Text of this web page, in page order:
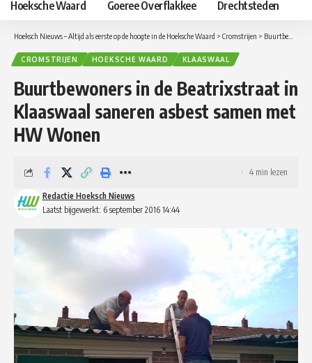
Hoeksche Waard Goeree Overflakkee Drechtsteden
Hoeksch Nieuws – Altijd als eerste op de hoogte in de Hoeksche Waard > Cromstrijen > Buurtbewoners in de Beatrixstraat in Klaaswaal saneren asbest samen met HW Wonen
CROMSTRIJEN HOEKSCHE WAARD KLAASWAAL
Buurtbewoners in de Beatrixstraat in
Klaaswaal saneren asbest samen met
HW Wonen
Laatst bijgewerkt: 6 september 2016 14:44
Redactie Hoeksch Nieuws
4 min lezen